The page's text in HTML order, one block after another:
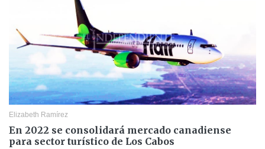
Elizabeth Ramírez
En 2022 se consolidará mercado canadiense
para sector turístico de Los Cabos